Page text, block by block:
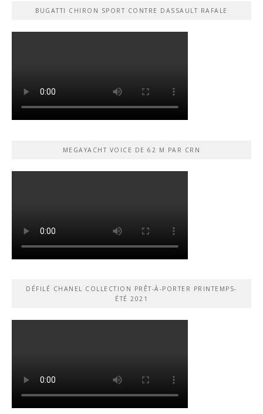
BUGATTI CHIRON SPORT CONTRE DASSAULT RAFALE
MEGAYACHT VOICE DE 62 M PAR CRN
DÉFILÉ CHANEL COLLECTION PRÊT-À-PORTER PRINTEMPS-
ÉTÉ 2021